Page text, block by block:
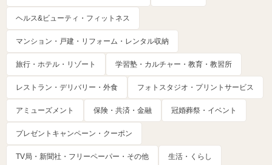
ヘルス&ビューティ・フィットネス
マンション・戸建・リフォーム・レンタル収納
旅行・ホテル・リゾート 学習塾・カルチャー・教育・教習所
レストラン・デリバリー・外食 フォトスタジオ・プリントサービス
アミューズメント 保険・共済・金融 冠婚葬祭・イベント
プレゼントキャンペーン・クーポン
TV局・新聞社・フリーペーパー・その他 生活・くらし